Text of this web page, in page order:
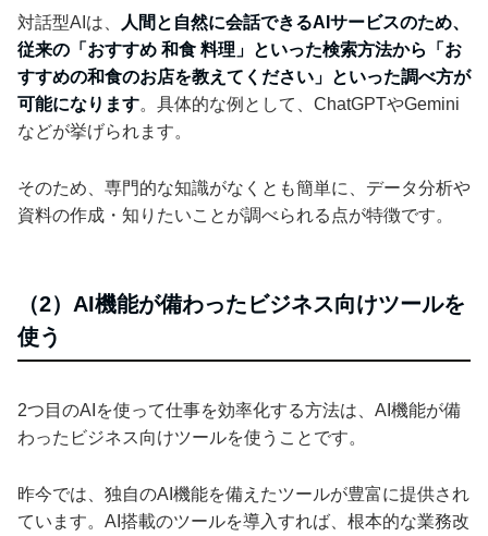
対話型AIは、
人間と自然に会話できるAIサービスのため、
従来の「おすすめ 和食 料理」といった検索方法から「お
すすめの和食のお店を教えてください」といった調べ方が
可能になります。具体的な例として、ChatGPTやGemini
などが挙げられます。
そのため、専門的な知識がなくとも簡単に、データ分析や
資料の作成・知りたいことが調べられる点が特徴です。
（2）AI機能が備わったビジネス向けツールを
使う
2つ目のAIを使って仕事を効率化する方法は、AI機能が備
わったビジネス向けツールを使うことです。
昨今では、独自のAI機能を備えたツールが豊富に提供され
ています。AI搭載のツールを導入すれば、根本的な業務改